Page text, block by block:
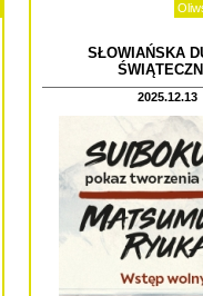
SŁOWIAŃSKA
2025.12.13